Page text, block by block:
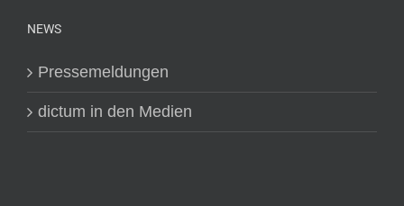
NEWS
Pressemeldungen
dictum in den Medien